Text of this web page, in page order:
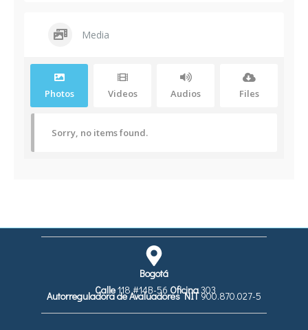
Media
Photos Videos Audios Files
Sorry, no items found.
Bogotá
Calle118 #14B-56 Oficina303
Autorreguladora de AvaluadoresNIT900.870.027-5